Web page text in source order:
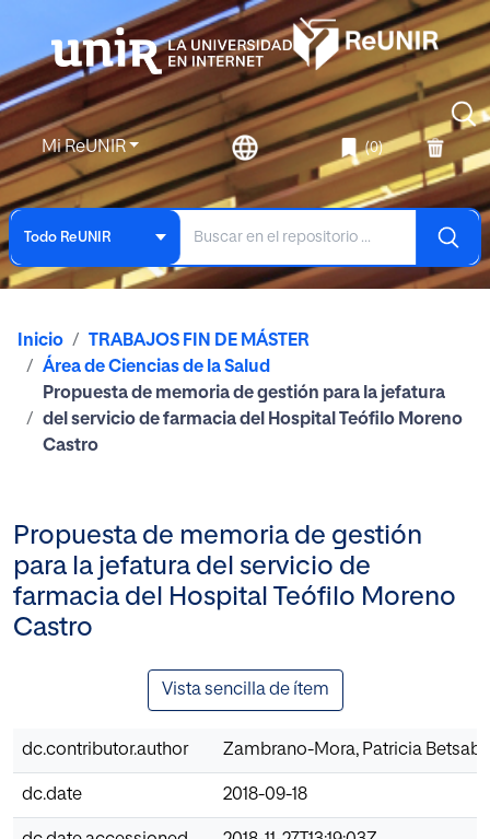
Mi ReUNIR (0)
Todo ReUNIR
Inicio
TRABAJOS FIN DE MÁSTER
Área de Ciencias de la Salud
Propuesta de memoria de gestión para la jefatura
del servicio de farmacia del Hospital Teófilo Moreno
Castro
Propuesta de memoria de gestión
para la jefatura del servicio de
farmacia del Hospital Teófilo Moreno
Castro
Vista sencilla de ítem
dc.contributor.author Zambrano-Mora, Patricia
dc.date 2018-09-18